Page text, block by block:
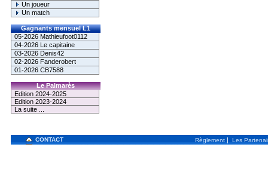
Un joueur
Un match
Gagnants mensuel L1
05-2026 Mathieufoot0112
04-2026 Le capitaine
03-2026 Denis42
02-2026 Fanderobert
01-2026 CB7588
Le Palmarès
Edition 2024-2025
Edition 2023-2024
La suite ...
CONTACT Règlement | Les